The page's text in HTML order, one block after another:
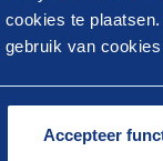
cookies te
gebruik van
Accepteer